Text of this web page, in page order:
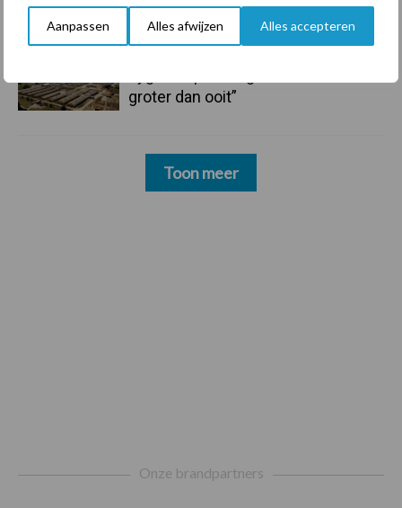
Aanpassen Alles afwijzen Alles accepteren
groter dan ooit”
Toon meer
Onze brandpartners